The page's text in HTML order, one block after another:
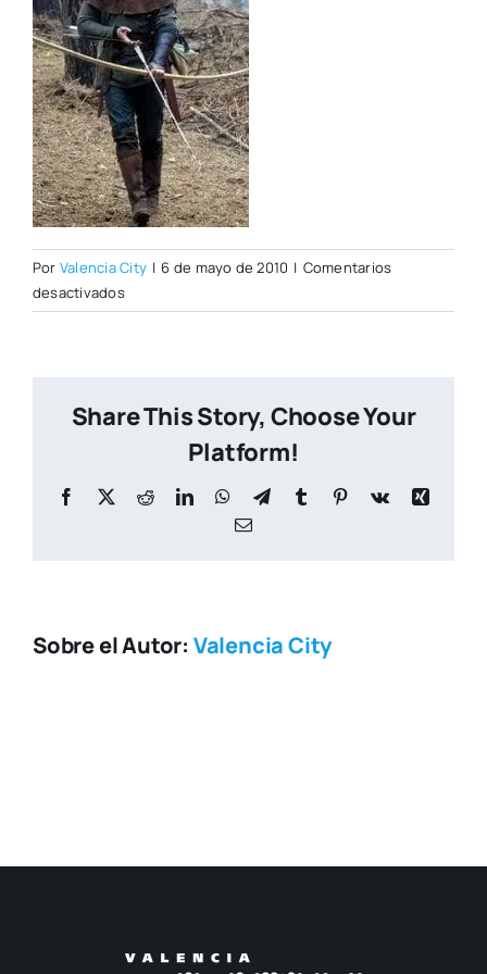
Por Valencia City | 6 de mayo de 2010 | Comentarios
desactivadosen
nou_robin_w.jpg
Share This Story, Choose Your
Platform!
Facebook
X RedditLinkedInWhatsApp
TelegramTumblr Pinterest
Vk
Xing
Correo
Sobre el Autor: Valencia City